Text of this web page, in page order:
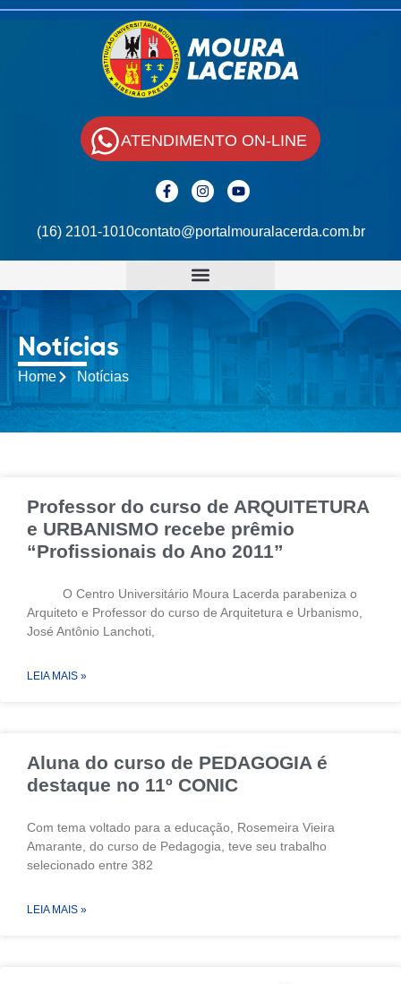
(16) 2101-1010contato@portalmouralacerda.com.br
ATENDIMENTO ON-LINE
Notícias
Home Notícias
Professor do curso de ARQUITETURA
e URBANISMO recebe prêmio
“Profissionais do Ano 2011”
O Centro Universitário Moura Lacerda parabeniza o
Arquiteto e Professor do curso de Arquitetura e Urbanismo,
José Antônio Lanchoti,
LEIA MAIS »
Aluna do curso de PEDAGOGIA é
destaque no 11º CONIC
Com tema voltado para a educação, Rosemeira Vieira
Amarante, do curso de Pedagogia, teve seu trabalho
selecionado entre 382
LEIA MAIS »